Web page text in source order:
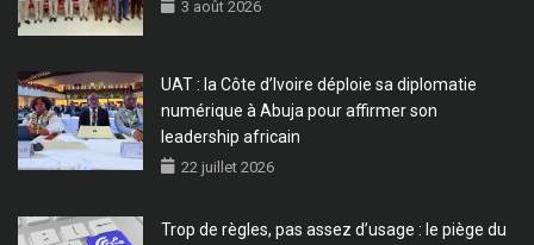
3 août 2026
UAT : la Côte d’Ivoire déploie sa diplomatie
numérique à Abuja pour affirmer son
leadership africain
22 juillet 2026
Trop de règles, pas assez d’usage : le piège du